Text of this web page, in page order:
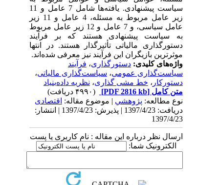
سیاست پیشنهادی. یافته‌ها شامل 7 عامل و 11
زیر عامل مربوط به مسئله، 4 عامل و 11 زیر
عامل سیاسی، و 7 عامل و 12 زیر عامل مربوط
به سیاست پیشنهادی هستند که بر فرآیند
دستورگذاری مالیاتی تأثیرگذار هستند. در انتها
موثرترین بازیگران این فرآیند نیز معرفی شده‌اند.
واژه‌های کلیدی:دستورگذاری،فرآیند
سیاست‌گذاری عمومی،سیاست‌گذاری مالیاتی،
دستورکار، خط مشی گذاری،نظریه داده‌بنیاد
متن کامل[PDF 2816 kb]
نوع مطالعه:پژوهشي| موضوع مقاله:اقتصادی
دریافت: 1397/4/23 | پذیرش: 1397/4/23 | انتشار:
1397/4/23
ارسال نظر درباره این مقاله : نام کاربری یا پست
الکترونیک شما: